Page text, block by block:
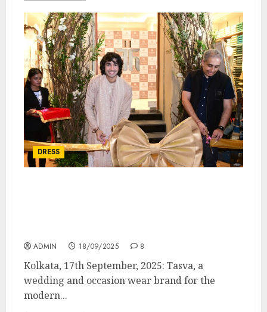
DRESS
ADMIN 18/09/2025 8
Kolkata, 17th September, 2025: Tasva, a
wedding and occasion wear brand for the
modern...